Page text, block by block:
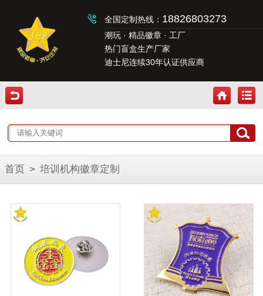
全国定制热线： 18826803273
潮玩 · 精品徽章 · 工厂
热门盲盒生产厂家
迪士尼连续30年认证供应商
首页 > 培训机构徽章定制